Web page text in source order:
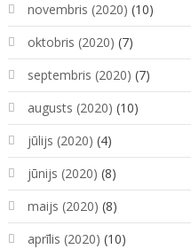
novembris (2020) (10)
oktobris (2020) (7)
septembris (2020) (7)
augusts (2020) (10)
jūlijs (2020) (4)
jūnijs (2020) (8)
maijs (2020) (8)
aprīlis (2020) (10)